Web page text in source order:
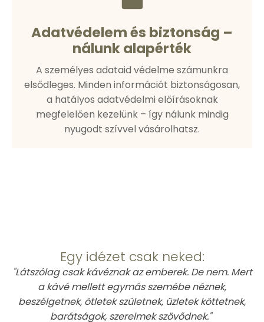
Adatvédelem és biztonság –
nálunk alapérték
A személyes adataid védelme számunkra
elsődleges. Minden információt biztonságosan,
a hatályos adatvédelmi előírásoknak
megfelelően kezelünk – így nálunk mindig
nyugodt szívvel vásárolhatsz.
Egy idézet csak neked:
"Látszólag csak kávéznak az emberek. De nem. Mert
a kávé mellett egymás szemébe néznek,
beszélgetnek, ötletek születnek, üzletek köttetnek,
barátságok, szerelmek szövődnek."